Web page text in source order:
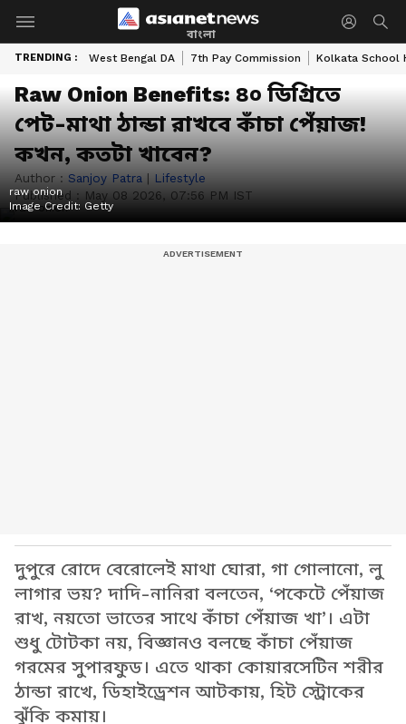
বাংলা
TRENDING : West Bengal DA 7th Pay Commission Kolkata School
Raw Onion Benefits: ৪০ ডিগ্রিতে
পেট-মাথা ঠান্ডা রাখবে কাঁচা পেঁয়াজ!
কখন, কতটা খাবেন?
Author : Sanjoy Patra | Lifestyle
Published : May 08 2026, 07:56 PM IST
raw onion
Image Credit: Getty
দুপুরে রোদে বেরোলেই মাথা ঘোরা, গা গোলানো, লু
লাগার ভয়? দাদি-নানিরা বলতেন, ‘পকেটে পেঁয়াজ
রাখ, নয়তো ভাতের সাথে কাঁচা পেঁয়াজ খা’। এটা
শুধু টোটকা নয়, বিজ্ঞানও বলছে কাঁচা পেঁয়াজ
গরমের সুপারফুড। এতে থাকা কোয়ারসেটিন শরীর
ঠান্ডা রাখে, ডিহাইড্রেশন আটকায়, হিট স্ট্রোকের
ঝুঁকি কমায়।